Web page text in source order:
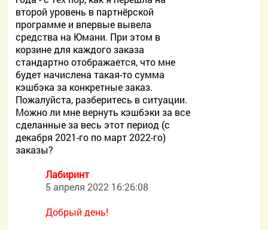
второй уровень в партнёрской
программе и впервые вывела
средства на Юмани. При этом в
корзине для каждого заказа
стандартно отображается, что мне
будет начислена такая-то сумма
кэшбэка за конкретные заказ.
Пожалуйста, разберитесь в ситуации.
Можно ли мне вернуть кэшбэки за все
сделанные за весь этот период (с
декабря 2021-го по март 2022-го)
заказы?
Лабиринт
5 апреля 2022 16:26:08
Добрый день!